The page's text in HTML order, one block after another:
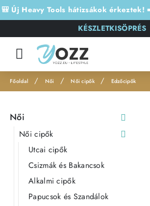
🎒 Új Heavy Tools hátizsákok érkeztek!
KÉSZLETKISÖPRÉS
h
m
Női Női cipők Edzőcipők
Női
Női cipők
Utcai cipők
Csizmák és Bakancsok
Alkalmi cipők
Papucsok és Szandálok